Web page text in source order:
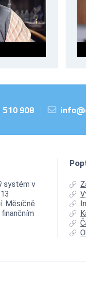
510 908 |
systém v
Měsíčně